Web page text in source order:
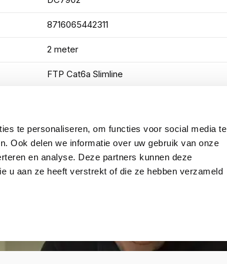
te personaliseren, om functies voor social media te
Ook delen we informatie over uw gebruik van onze
en analyse. Deze partners kunnen deze
u aan ze heeft verstrekt of die ze hebben verzameld
8716065442311
2 meter
FTP Cat6a Slimline
Toon meer